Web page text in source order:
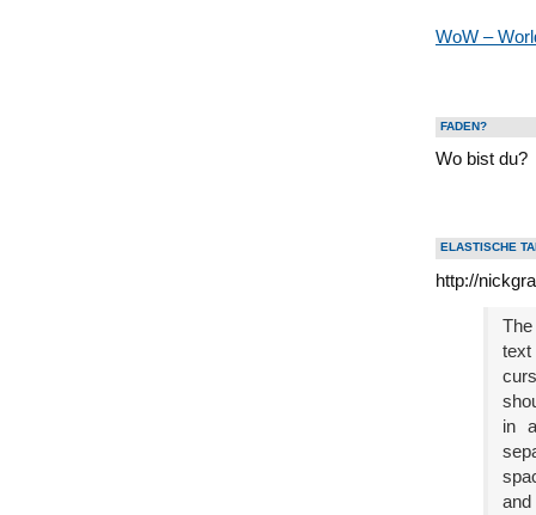
WoW –
FADEN?
Wo bist du?
ELASTISCHE
http://
text
in